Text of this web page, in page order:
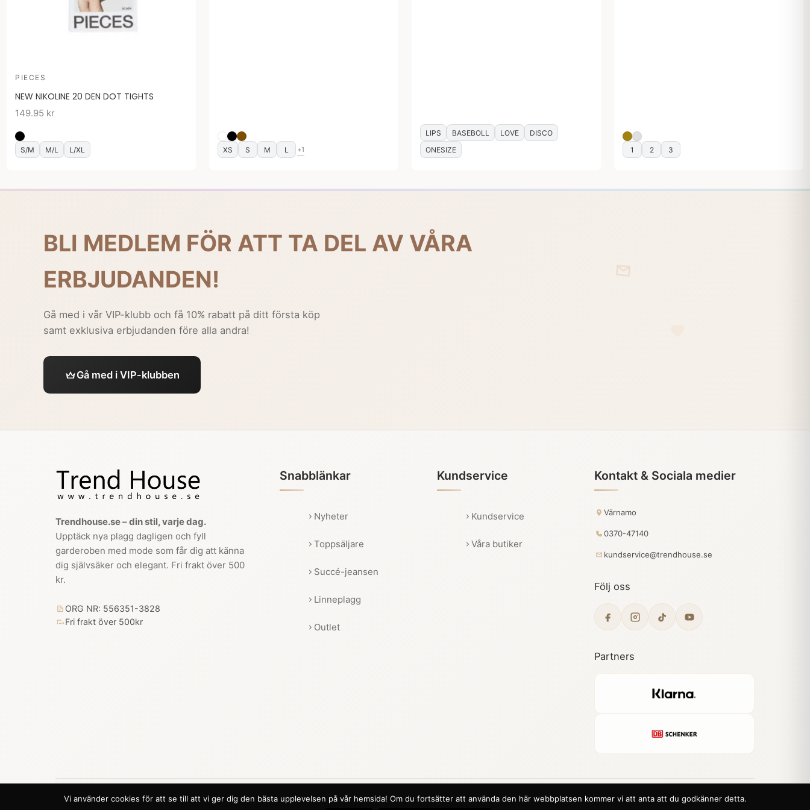
PIECES
NEW NIKOLINE 20 DEN DOT TIGHTS
149.95 kr
S/M M/L L/XL XS S M L +1
LIPS BASEBOLL LOVE
DISCO
ONESIZE
1 2 3
BLI MEDLEM FÖR ATT TA DEL AV VÅRA
ERBJUDANDEN!
Gå med i vår VIP-klubb och få 10% rabatt på ditt första köp
samt exklusiva erbjudanden före alla andra!
Gå med i VIP-klubben
Trendhouse.se – din stil, varje dag.
Upptäck nya plagg dagligen och fyll
garderoben med mode som får dig att känna
dig självsäker och elegant. Fri frakt över 500
kr.
ORG NR: 556351-3828
Fri frakt över 500kr
Snabblänkar
Nyheter
Toppsäljare
Succé-jeansen
Linneplagg
Outlet
Kundservice
Kundservice
Våra butiker
Kontakt & Sociala medier
Värnamo
0370-47140
kundservice@trendhouse.se
Följ oss
Partners
© 2026 Trendhouse. Alla rättigheter förbehållna.
Vi använder cookies för att se till att vi ger dig den bästa upplevelsen på vår hemsida! Om du fortsätter att använda den här webbplatsen kommer vi att anta att du godkänner detta.